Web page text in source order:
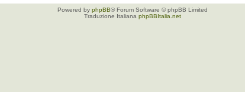
Powered by phpBB® Forum Software © phpBB Limited
Traduzione Italiana phpBBItalia.net